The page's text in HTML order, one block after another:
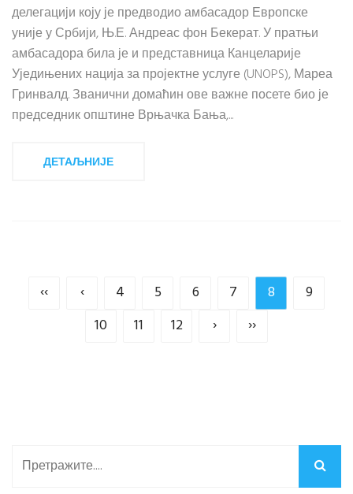
делегацији коју је предводио амбасадор Европске
уније у Србији, Њ.Е. Андреас фон Бекерат. У пратњи
амбасадора била је и представница Канцеларије
Уједињених нација за пројектне услуге (UNOPS), Мареа
Гринвалд. Званични домаћин ове важне посете био је
председник општине Врњачка Бања,...
ДЕТАЉНИЈЕ
‹‹ ‹ 4 5 6 7 8
9
10
11 12 › ››